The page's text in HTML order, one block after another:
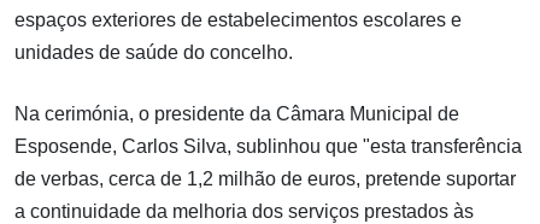
espaços exteriores de estabelecimentos escolares e
unidades de saúde do concelho.
Na cerimónia, o presidente da Câmara Municipal de
Esposende, Carlos Silva, sublinhou que "esta transferência
de verbas, cerca de 1,2 milhão de euros, pretende suportar
a continuidade da melhoria dos serviços prestados às